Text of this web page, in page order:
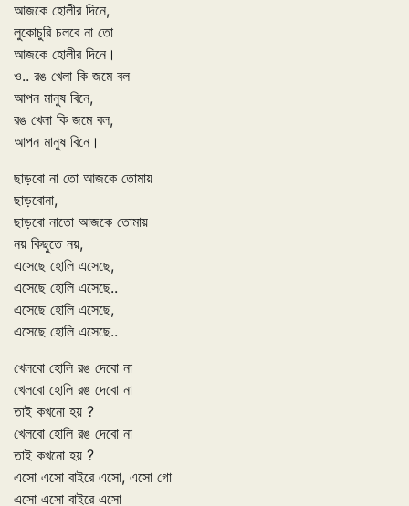
আজকে হোলীর দিনে,
লুকোচুরি চলবে না তো
আজকে হোলীর দিনে।
ও.. রঙ খেলা কি জমে বল
আপন মানুষ বিনে,
রঙ খেলা কি জমে বল,
আপন মানুষ বিনে।
ছাড়বো না তো আজকে তোমায়
ছাড়বোনা,
ছাড়বো নাতো আজকে তোমায়
নয় কিছুতে নয়,
এসেছে হোলি এসেছে,
এসেছে হোলি এসেছে..
এসেছে হোলি এসেছে,
এসেছে হোলি এসেছে..
খেলবো হোলি রঙ দেবো না
খেলবো হোলি রঙ দেবো না
তাই কখনো হয় ?
খেলবো হোলি রঙ দেবো না
তাই কখনো হয় ?
এসো এসো বাইরে এসো, এসো গো
এসো এসো বাইরে এসো